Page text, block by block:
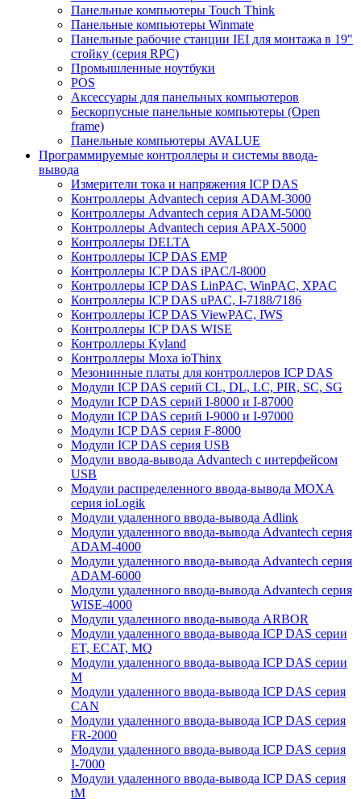
Панельные компьютеры Touch Think
Панельные компьютеры Winmate
Панельные рабочие станции IEI для монтажа в 19"
стойку (серия RPC)
Промышленные ноутбуки
POS
Аксессуары для панельных компьютеров
Бескорпусные панельные компьютеры (Open
frame)
Панельные компьютеры AVALUE
Программируемые контроллеры и системы ввода-
вывода
Измерители тока и напряжения ICP DAS
Контроллеры Advantech серия ADAM-3000
Контроллеры Advantech серия ADAM-5000
Контроллеры Advantech серия APAX-5000
Контроллеры DELTA
Контроллеры ICP DAS EMP
Контроллеры ICP DAS iPAC/I-8000
Контроллеры ICP DAS LinPAC, WinPAC, XPAC
Контроллеры ICP DAS uPAC, I-7188/7186
Контроллеры ICP DAS ViewPAC, IWS
Контроллеры ICP DAS WISE
Контроллеры Kyland
Контроллеры Moxa ioThinx
Мезонинные платы для контроллеров ICP DAS
Модули ICP DAS серий CL, DL, LC, PIR, SC, SG
Модули ICP DAS серий I-8000 и I-87000
Модули ICP DAS серий I-9000 и I-97000
Модули ICP DAS серия F-8000
Модули ICP DAS серия USB
Модули ввода-вывода Advantech с интерфейсом
USB
Модули распределенного ввода-вывода MOXA
серия ioLogik
Модули удаленного ввода-вывода Adlink
Модули удаленного ввода-вывода Advantech серия
ADAM-4000
Модули удаленного ввода-вывода Advantech серия
ADAM-6000
Модули удаленного ввода-вывода Advantech серия
WISE-4000
Модули удаленного ввода-вывода ARBOR
Модули удаленного ввода-вывода ICP DAS серии
ET, ECAT, MQ
Модули удаленного ввода-вывода ICP DAS серии
M
Модули удаленного ввода-вывода ICP DAS серия
CAN
Модули удаленного ввода-вывода ICP DAS серия
FR-2000
Модули удаленного ввода-вывода ICP DAS серия
I-7000
Модули удаленного ввода-вывода ICP DAS серия
tM